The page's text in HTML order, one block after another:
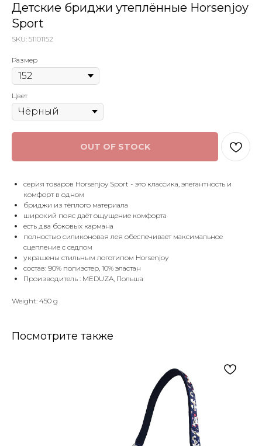
Детские бриджи утеплённые Horsenjoy
Sport
SKU: 51101152
Размер
Цвет
OUT OF STOCK
серия товаров Horsenjoy Sport - это классика, элегантность и
комфорт в одном
бриджи из тёплого материала
широкий пояс даёт ощущение комфорта
есть два боковых кармана
полностью силиконовая лея обеспечивает максимальное
сцепление с седлом
украшены стильным логотипом Horsenjoy
состав: 90% полиэстер, 10% эластан
Производитель : MEDUZA, Польша
Weight: 450 g
Посмотрите также